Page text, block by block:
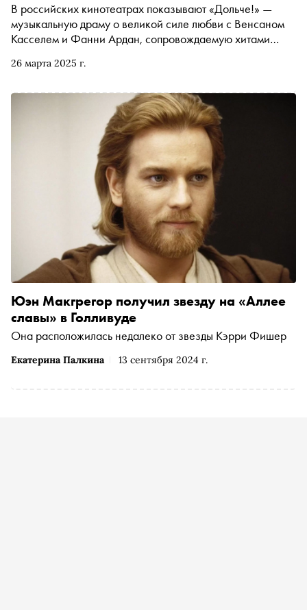
26 марта 2025 г.
В российских кинотеатрах показывают «Дольче!» —
музыкальную драму о великой силе любви с Венсаном
Касселем и Фанни Ардан, сопровождаемую хитами
Доменико Дольче и Стефано Габбаны. Кинокритик
сериалах, в которых солируют великие модные дома
Екатерина Палкина 13 сентября 2024 г.
Юэн Макгрегор получил звезду на «Аллее
славы» в Голливуде
Она расположилась недалеко от звезды Кэрри Фишер